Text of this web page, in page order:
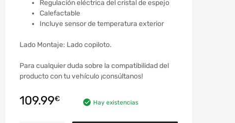
Regulación eléctrica del cristal de espejo
Calefactable
Incluye sensor de temperatura exterior
Lado Montaje: Lado copiloto.
Para cualquier duda sobre la compatibilidad del
producto con tu vehículo ¡consúltanos!
109.99€ Hay existencias